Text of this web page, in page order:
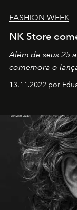
FASHION WEEK
NK Store
Além de seus 25
comemora o
13.11.2022 por